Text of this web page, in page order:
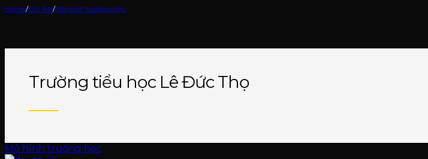
Home/DỰ ÁN/Mô hình trường học
Trường tiểu học Lê Đức Thọ
Mô hình trường học